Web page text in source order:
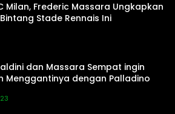
Milan, Frederic Massara Ungkapkan
Stade Rennais Ini
dan Massara Sempat ingin
Menggantinya dengan Palladino